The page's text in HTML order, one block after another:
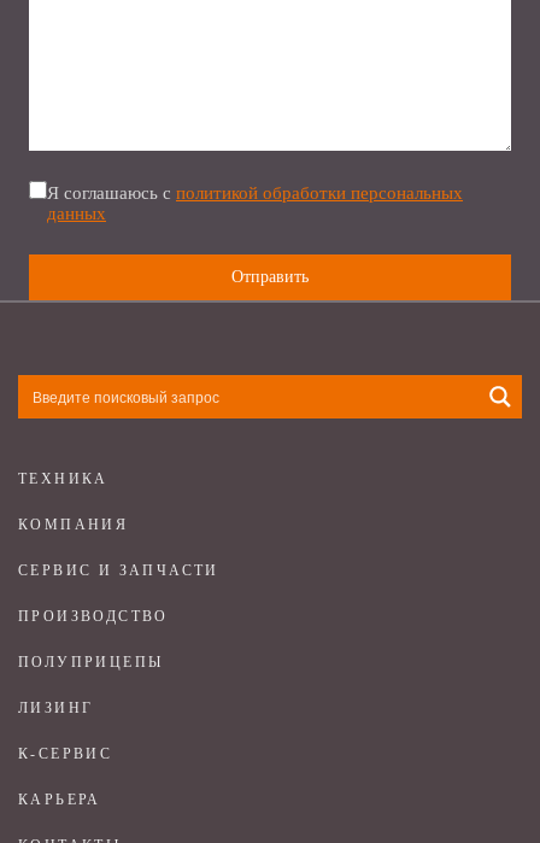
Я соглашаюсь с политикой обработки персональных
данных
ТЕХНИКА
КОМПАНИЯ
СЕРВИС И ЗАПЧАСТИ
ПРОИЗВОДСТВО
ПОЛУПРИЦЕПЫ
ЛИЗИНГ
К-СЕРВИС
КАРЬЕРА